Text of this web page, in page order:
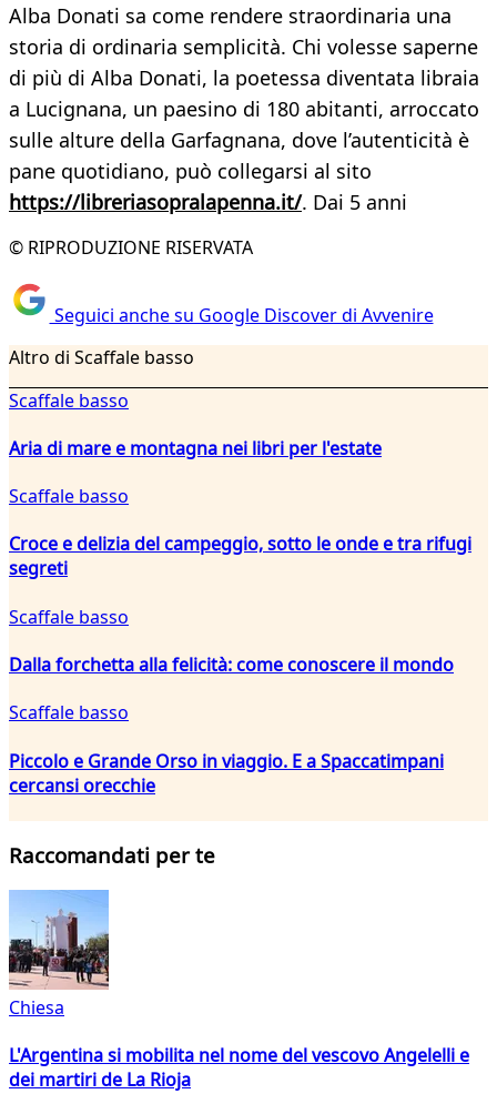
Alba Donati sa come rendere straordinaria una
storia di ordinaria semplicità. Chi volesse saperne
di più di Alba Donati, la poetessa diventata libraia
a Lucignana, un paesino di 180 abitanti, arroccato
sulle alture della Garfagnana, dove l’autenticità è
pane quotidiano, può collegarsi al sito
https://libreriasopralapenna.it/. Dai 5 anni
© RIPRODUZIONE RISERVATA
Seguici anche su Google Discover di Avvenire
Altro di Scaffale basso
Scaffale basso
Aria di mare e montagna nei libri per l'estate
Scaffale basso
Croce e delizia del campeggio, sotto le onde e tra rifugi
segreti
Scaffale basso
Dalla forchetta alla felicità: come conoscere il mondo
Scaffale basso
Piccolo e Grande Orso in viaggio. E a Spaccatimpani
cercansi orecchie
Raccomandati per te
Chiesa
L'Argentina si mobilita nel nome del vescovo Angelelli e
dei martiri de La Rioja